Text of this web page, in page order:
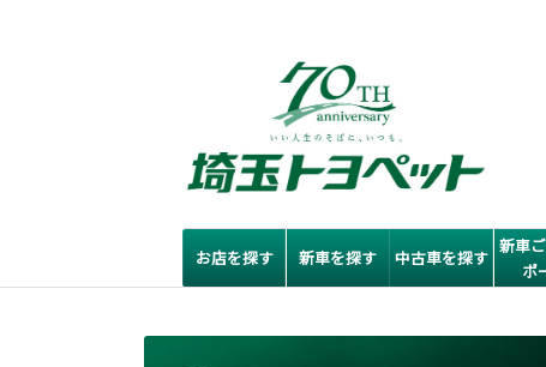
お店を探す 新車を探す 中古車を探す
新車
ポ